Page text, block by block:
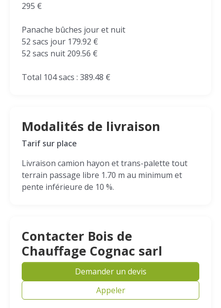
295 €
Panache bûches jour et nuit
52 sacs jour 179.92 €
52 sacs nuit 209.56 €
Total 104 sacs : 389.48 €
Modalités de livraison
Tarif sur place
Livraison camion hayon et trans-palette tout
terrain passage libre 1.70 m au minimum et
pente inférieure de 10 %.
Contacter Bois de
Chauffage Cognac sarl
Demander un devis
Appeler